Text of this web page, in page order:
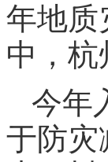
年地质
中，杭
今年
于防灾